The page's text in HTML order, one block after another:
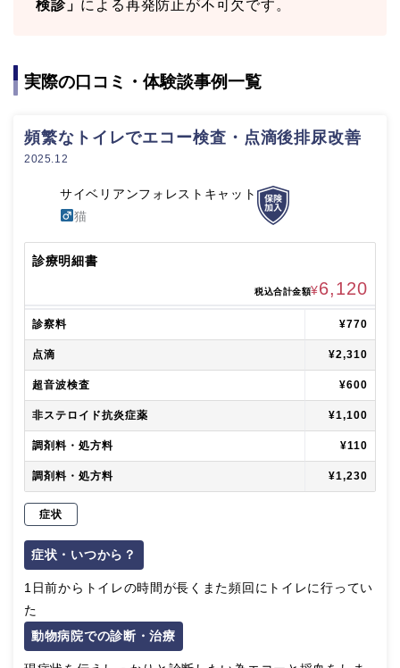
検診」 による再発防止が不可欠です。
実際の口コミ・体験談事例一覧
頻繁なトイレでエコー検査・点滴後排尿改善
2025.12
サイベリアンフォレストキャット
猫
診療明細書
税込合計金額¥6,120
診察料 ¥770
点滴 ¥2,310
超音波検査 ¥600
非ステロイド抗炎症薬 ¥1,100
調剤料・処方料 ¥110
調剤料・処方料 ¥1,230
症状
症状・いつから？
1日前からトイレの時間が長くまた頻回にトイレに行ってい
た
動物病院での診断・治療